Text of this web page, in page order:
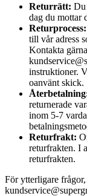
Returrätt: Du
dag du mottar
Returprocess:
till vår adress
Kontakta
instruktioner.
oanvänt skick.
returnerade
inom 5-7
Returfrakt:
returfrakten. I
returfrakten.
För ytterligare